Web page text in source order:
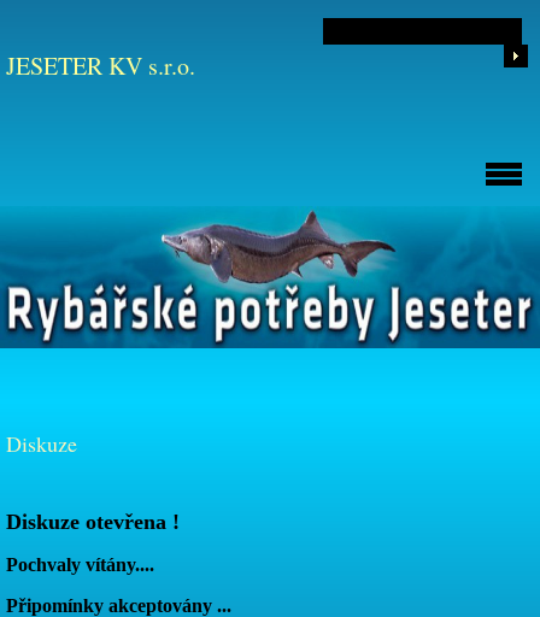
JESETER KV s.r.o.
Diskuze
Diskuze otevřena !
Pochvaly vítány....
Připomínky akceptovány ...